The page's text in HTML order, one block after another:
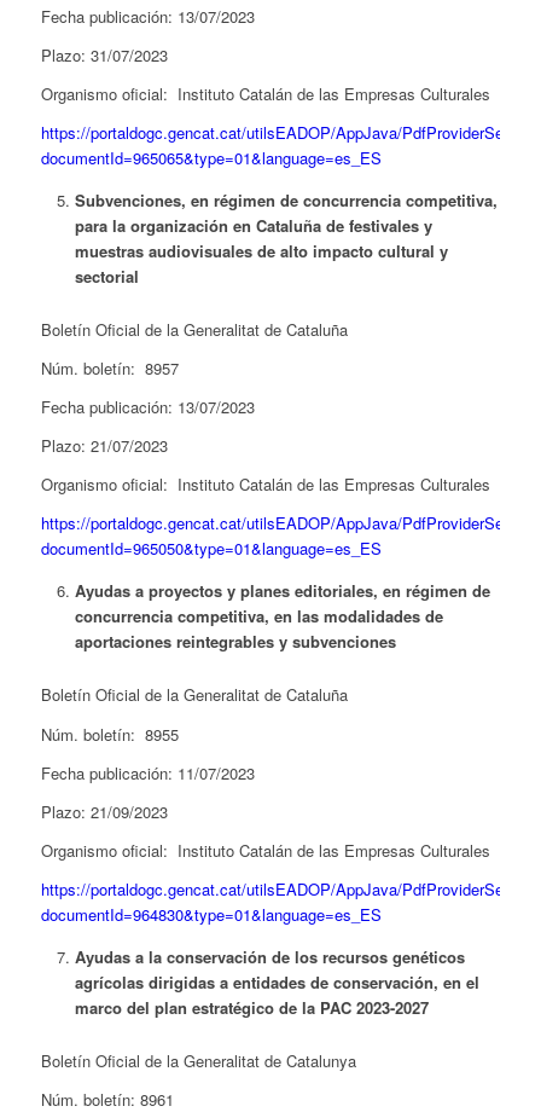
Fecha publicación: 13/07/2023
Plazo: 31/07/2023
Organismo oficial: Instituto Catalán de las Empresas Culturales
https://portaldogc.gencat.cat/utilsEADOP/AppJava/PdfProviderServlet?
documentId=965065&type=01&language=es_ES
Subvenciones, en régimen de concurrencia competitiva,
para la organización en Cataluña de festivales y
muestras audiovisuales de alto impacto cultural y
sectorial
Boletín Oficial de la Generalitat de Cataluña
Núm. boletín: 8957
Fecha publicación: 13/07/2023
Plazo: 21/07/2023
Organismo oficial: Instituto Catalán de las Empresas Culturales
https://portaldogc.gencat.cat/utilsEADOP/AppJava/PdfProviderServlet?
documentId=965050&type=01&language=es_ES
Ayudas a proyectos y planes editoriales, en régimen de
concurrencia competitiva, en las modalidades de
aportaciones reintegrables y subvenciones
Boletín Oficial de la Generalitat de Cataluña
Núm. boletín: 8955
Fecha publicación: 11/07/2023
Plazo: 21/09/2023
Organismo oficial: Instituto Catalán de las Empresas Culturales
https://portaldogc.gencat.cat/utilsEADOP/AppJava/PdfProviderServlet?
documentId=964830&type=01&language=es_ES
Ayudas a la conservación de los recursos genéticos
agrícolas dirigidas a entidades de conservación, en el
marco del plan estratégico de la PAC 2023-2027
Boletín Oficial de la Generalitat de Catalunya
Núm. boletín: 8961